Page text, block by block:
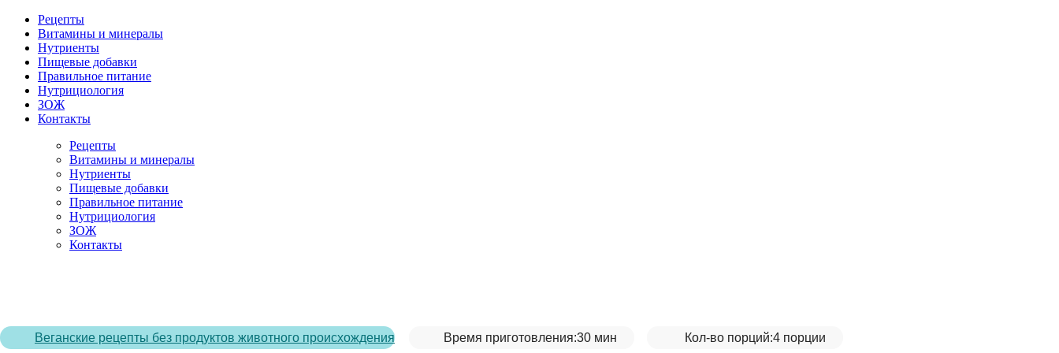
Рецепты
Витамины и минералы
Нутриенты
Пищевые добавки
Правильное питание
Нутрициология
ЗОЖ
Контакты
Рецепты
Витамины и минералы
Нутриенты
Пищевые добавки
Правильное питание
Нутрициология
ЗОЖ
Контакты
Веганские рецепты без продуктов животного происхождения Время приготовления:30 мин Кол-во порций:4 порции